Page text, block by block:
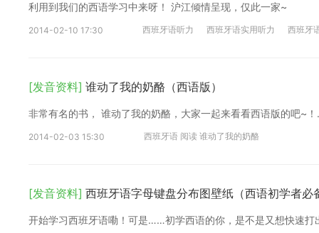
利用到我们的西语学习中来呀！ 沪江倾情呈现，仅此一家~
2014-02-10 17:30 西班牙语听力 西班牙语实用听力 西班牙
[发音资料] 谁动了我的奶酪（西语版）
非常有名的书， 谁动了我的奶酪，大家一起来看看西语版的吧~！
2014-02-03 15:30 西班牙语 阅读 谁动了我的奶酪
[发音资料] 西班牙语字母键盘分布图壁纸（西语初学者必
开始学习西班牙语嘞！可是……初学西语的你，是不是又想快速